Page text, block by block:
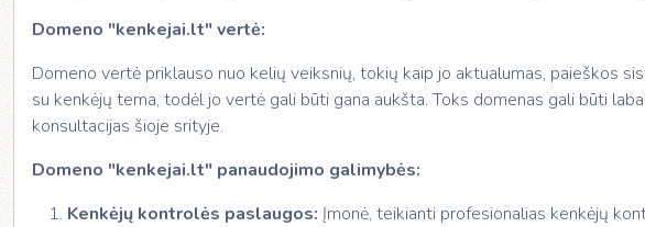
Domeno "kenkejai.lt" vertė:
Domeno vertė priklauso nuo kelių veiksnių, tokių kaip jo aktualumas, paieškos
su kenkėjų tema, todėl jo vertė gali būti gana aukšta. Toks domenas gali būti
konsultacijas šioje srityje.
Domeno "kenkejai.lt" panaudojimo galimybės:
Kenkėjų kontrolės paslaugos: Įmonė, teikianti profesionalias kenkėjų